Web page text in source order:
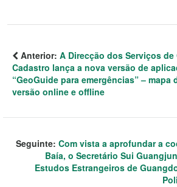
Anterior: A Direcção dos Serviços de
Cadastro lança a nova versão de
“GeoGuide para emergências” – mapa
versão online e offline
Seguinte: Com vista a aprofundar a
Baía, o Secretário Sui
Estudos Estrangeiros de